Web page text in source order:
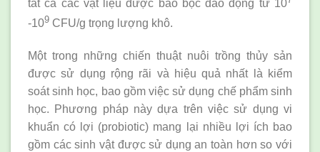
tất cả các vật liệu được bao bọc dao động từ 10
-109 CFU/g trọng lượng khô.
Một trong những chiến thuật nuôi trồng thủy sản
được sử dụng rộng rãi và hiệu quả nhất là kiểm
soát sinh học, bao gồm việc sử dụng chế phẩm sinh
học. Phương pháp này dựa trên việc sử dụng vi
khuẩn có lợi (probiotic) mang lại nhiều lợi ích bao
gồm các sinh vật được sử dụng an toàn hơn so với